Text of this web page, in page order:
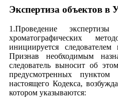
Экспертиза объектов в
1.Проведение
хроматографических
инициируется
Признав необходимым
следователь выносит об
предусмотренных
настоящего Кодекса,
котором указываются: